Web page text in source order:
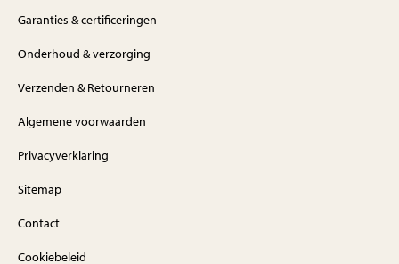
Garanties & certificeringen
Onderhoud & verzorging
Verzenden & Retourneren
Algemene voorwaarden
Privacyverklaring
Sitemap
Contact
Cookiebeleid